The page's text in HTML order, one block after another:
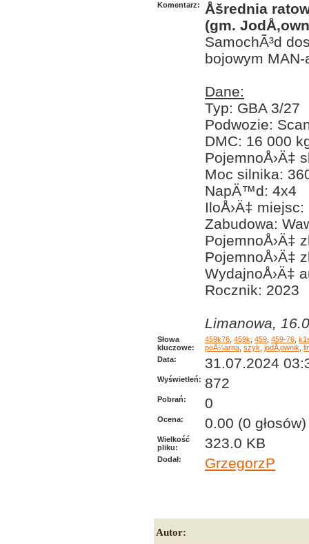
Komentarz:
Åšrednia
(gm.
SamochÃ³d
bojowym
Dane:
Typ: GBA 3/27
Podwozie:
DMC: 16 000
PojemnoÅ›Ä‡
Moc silnika:
NapÄ™d: 4x4
IloÅ›Ä‡
Zabudowa:
PojemnoÅ›Ä‡
PojemnoÅ›Ä‡
WydajnoÅ›Ä‡
Rocznik: 2023
Limanowa,
Słowa
kluczowe:
459k76 459k 459 459-76
poÅ¼arna szyk jodÅ‚ownik
Data:
31.07.2024
Wyświetleń: 872
Pobrań: 0
Ocena: 0.00 (0 głosów)
Wielkość
pliku:
323.0 KB
Dodał: GrzegorzP
Autor: